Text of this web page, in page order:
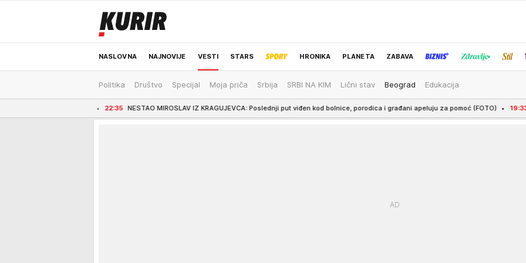
NASLOVNA NAJNOVIJE VESTI STARS HRONIKA PLANETA ZABAVA
ODRŽIVA BUDUĆNOST REGION NEWS IZBOR UREDNIKA
Politika Društvo Specijal Moja priča Srbija SRBI NA KIM Lični stav Beograd Edukacija
NESTAO MIROSLAV IZ KRAGUJEVCA: Poslednji put viđen kod bolnice, porodica i građani apeluju za pomoć (FOTO) 19:33 PARTIZAN -